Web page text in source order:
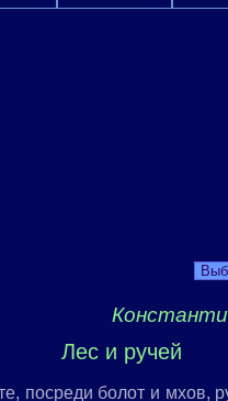
Лес и ручей
посреди болот и мхов,